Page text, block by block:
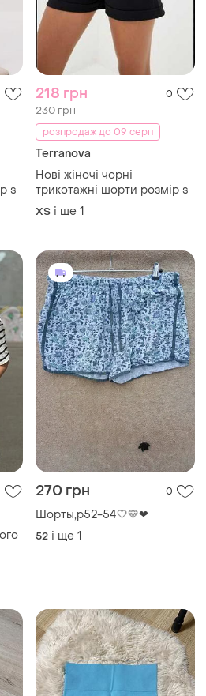
s
218 грн 0
230 грн
розпродаж до 09 серп
Terranova
Нові жіночі чорні
трикотажні шорти розмір s
ХS і ще 1
270 грн 0
Шорты,р52-54🤍💛❤
52 і ще 1